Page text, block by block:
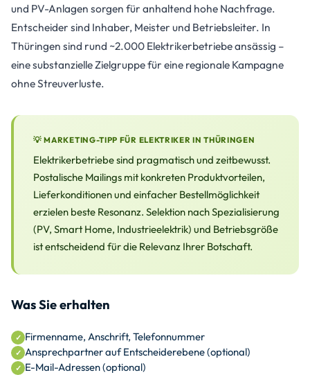
und PV-Anlagen sorgen für anhaltend hohe Nachfrage.
Entscheider sind Inhaber, Meister und Betriebsleiter. In
Thüringen sind rund ~2.000 Elektrikerbetriebe ansässig –
eine substanzielle Zielgruppe für eine regionale Kampagne
ohne Streuverluste.
💡 MARKETING-TIPP FÜR ELEKTRIKER IN THÜRINGEN
Elektrikerbetriebe sind pragmatisch und zeitbewusst.
Postalische Mailings mit konkreten Produktvorteilen,
Lieferkonditionen und einfacher Bestellmöglichkeit
erzielen beste Resonanz. Selektion nach Spezialisierung
(PV, Smart Home, Industrieelektrik) und Betriebsgröße
ist entscheidend für die Relevanz Ihrer Botschaft.
Was Sie erhalten
Firmenname, Anschrift, Telefonnummer
Ansprechpartner auf Entscheiderebene (optional)
E-Mail-Adressen (optional)